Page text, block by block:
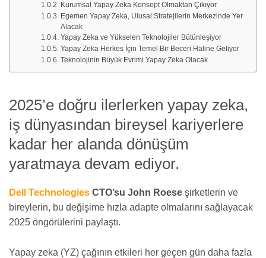
Kurumsal Yapay Zeka Konsept Olmaktan Çıkıyor
Egemen Yapay Zeka, Ulusal Stratejilerin Merkezinde Yer
Alacak
Yapay Zeka ve Yükselen Teknolojiler Bütünleşiyor
Yapay Zeka Herkes İçin Temel Bir Beceri Haline Geliyor
Teknolojinin Büyük Evrimi Yapay Zeka Olacak
2025’e doğru ilerlerken yapay zeka,
iş dünyasından bireysel kariyerlere
kadar her alanda dönüşüm
yaratmaya devam ediyor.
Dell Technologies CTO’su John Roese şirketlerin ve
bireylerin, bu değişime hızla adapte olmalarını sağlayacak
2025 öngörülerini paylaştı.
Yapay zeka (YZ) çağının etkileri her geçen gün daha fazla